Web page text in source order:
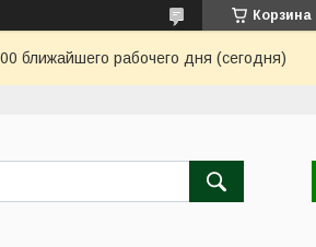
Корзина
ближайшего рабочего дня (сегодня)